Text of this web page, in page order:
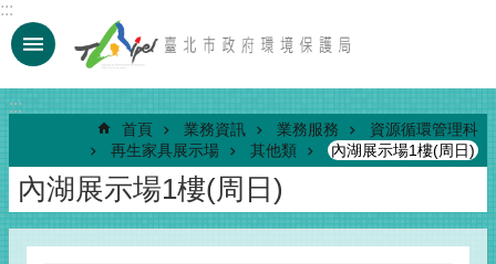
跳到主要內容區塊
:::
:::
首頁 業務資訊 業務服務
資源循環管理科
再生家具展示場
其他類 內湖展示場1樓(周日)
內湖展示場1樓(周日)